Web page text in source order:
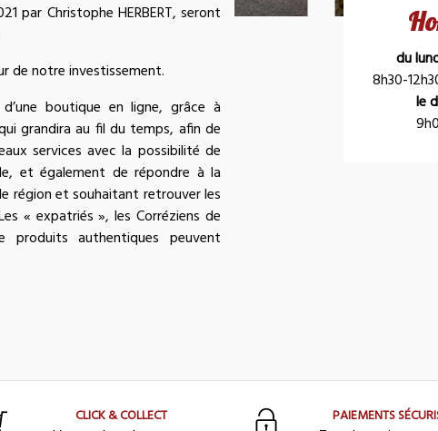
par Christophe HERBERT, seront
de notre investissement.
boutique en ligne, grâce à
grandira au fil du temps, afin de
services avec la possibilité de
et également de répondre à la
région et souhaitant retrouver les
« expatriés », les Corréziens de
authentiques peuvent
du
8h30-
le
CLICK & COLLECT PAIEMENTS